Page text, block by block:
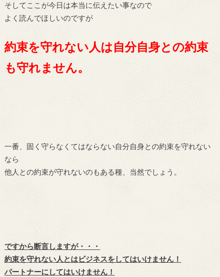
そしてここが今日は本当に伝えたい事なので
よく読んでほしいのですが
約束を守れない人は自分自身との約束
も守れません。
一番、固く守らなくてはならない自分自身との約束を守れない
なら
他人との約束が守れないのもある種、当然でしょう。
ですから断言しますが・・・
約束を守れない人とはビジネスをしてはいけません！
パートナーにしてはいけません！